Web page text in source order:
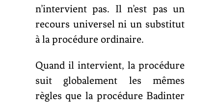
n’intervient pas. Il n’est pas un
recours universel ni un substitut
à la procédure ordinaire.
Quand il intervient, la procédure
suit globalement les mêmes
règles que la procédure Badinter